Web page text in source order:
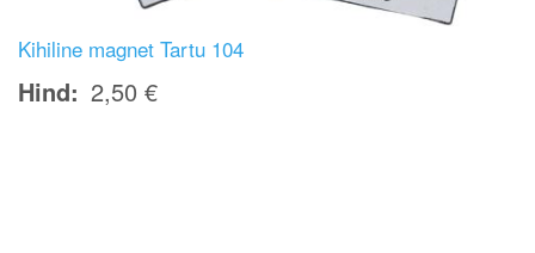
Kihiline magnet Tartu 104
Hind 2,50 €